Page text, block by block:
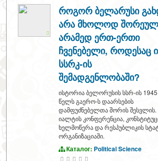
როგორ ბელარუსი
არა მხოლოდ
არამედ ერთ-ერთი
ჩვენებელი, როდესაც
სსრკ-ის
შემადგენლობაში?
ისტორია ბელორუსის სსრ-ის 1945
წელს გაერო-ს დაარსების
დამფუძნებელთა შორის შესვლის.
იალტის კონფერენცია,
ხელმოწერა და რესპუბლიკის
ორგანიზაციაში.
Каталог: Political Science